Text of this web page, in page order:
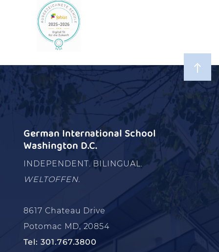
German International School
Washington D.C.
INDEPENDENT. BILINGUAL.
WELTOFFEN.
8617 Chateau Drive
Potomac MD, 20854
Tel: 301.767.3800